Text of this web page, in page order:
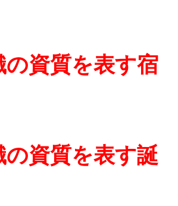
の資質を表す宿
の資質を表す誕